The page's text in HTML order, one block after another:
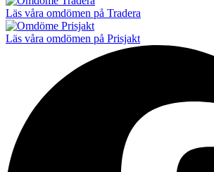
Läs våra omdömen på Tradera
Läs våra omdömen på Prisjakt